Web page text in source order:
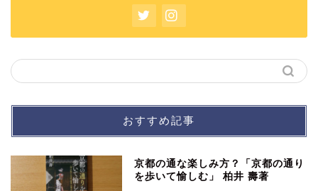
おすすめ記事
京都の通な楽しみ方？「京都の通り
を歩いて愉しむ」 柏井 壽著